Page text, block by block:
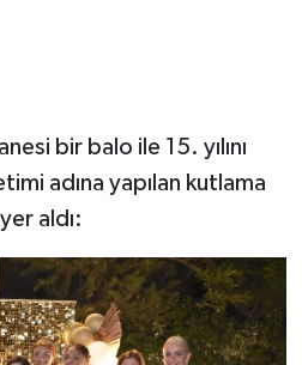
bir balo ile 15. yılını
adına yapılan kutlama
aldı: